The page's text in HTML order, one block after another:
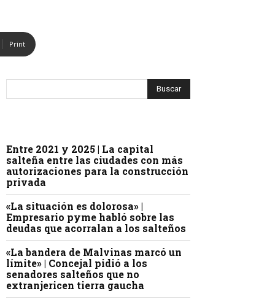
Print
Entre 2021 y 2025 | La capital
salteña entre las ciudades con más
autorizaciones para la construcción
privada
«La situación es dolorosa» |
Empresario pyme habló sobre las
deudas que acorralan a los salteños
«La bandera de Malvinas marcó un
límite» | Concejal pidió a los
senadores salteños que no
extranjericen tierra gaucha